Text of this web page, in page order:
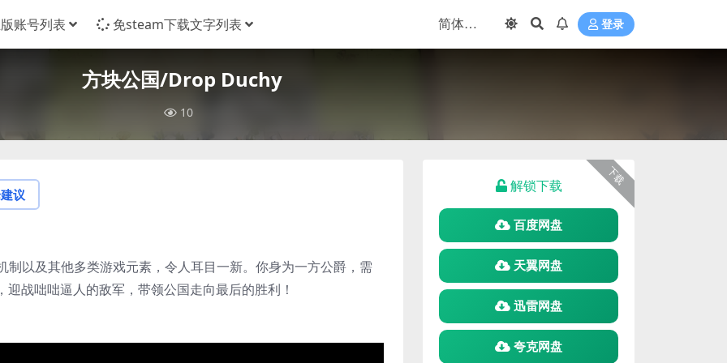
账号列表 免steam下载文字列表 登录
方块公国/Drop Duchy
10
议
以及其他多类游戏元素，令人耳目一新。你身为一方公爵，需
战咄咄逼人的敌军，带领公国走向最后的胜利！
下载
解锁下载
百度网盘
天翼网盘
迅雷网盘
夸克网盘